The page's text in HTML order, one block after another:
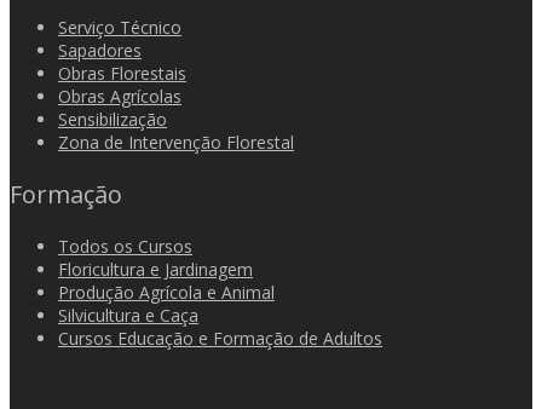
Serviço Técnico
Sapadores
Obras Florestais
Obras Agrícolas
Sensibilização
Zona de Intervenção Florestal
Formação
Todos os Cursos
Floricultura e Jardinagem
Produção Agrícola e Animal
Silvicultura e Caça
Cursos Educação e Formação de Adultos